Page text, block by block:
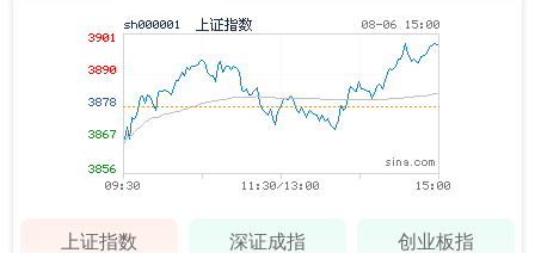
上证指数 深证成指 创业板指